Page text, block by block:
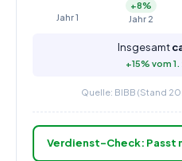
Jahr1
+8%
Jahr 2
Insgesamt
+15% vom 1.
Quelle: BIBB (Stand
Verdienst-Check: Passt